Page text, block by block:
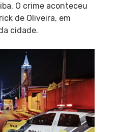
O crime aconteceu
de Oliveira, em
cidade.